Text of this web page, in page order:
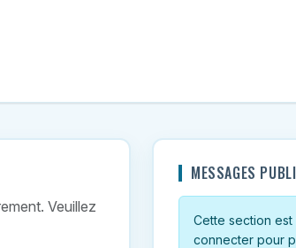
Veuillez
MESSAGES
Cette section est
connecter pour